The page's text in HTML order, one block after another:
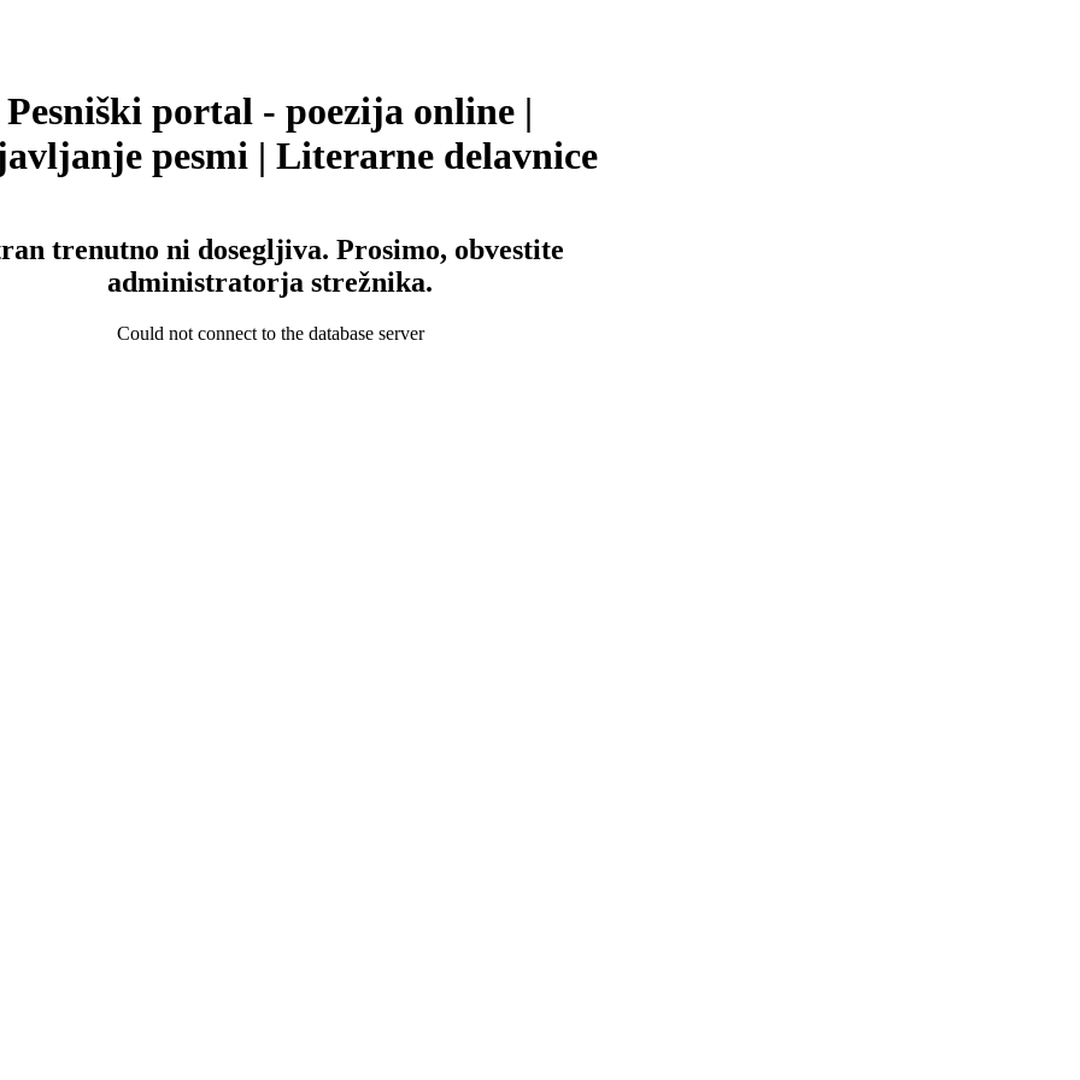
Pesniški portal - poezija online |
pesmi | Literarne delavnice
trenutno ni dosegljiva. Prosimo, obvestite
administratorja strežnika.
Could not connect to the database server